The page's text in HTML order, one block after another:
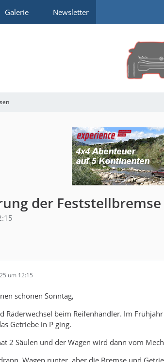
Galerie Newsletter
der
um 12:15
schönen Sonntag,
Räderwechsel beim Reifenhändler. Im
Getriebe in P ging.
2 Säulen und der Wagen wird dann vom
Wagen runter, aber die Bremse und